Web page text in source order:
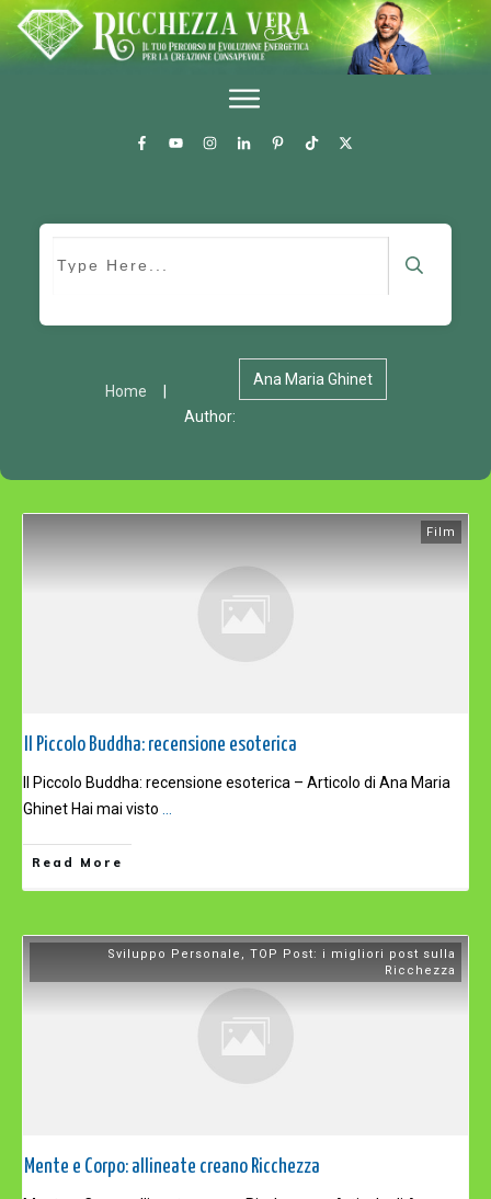
Home
Author:
Ana Maria Ghinet
Film
Il Piccolo Buddha: recensione esoterica
Il Piccolo Buddha: recensione esoterica – Articolo di Ana Maria
Ghinet Hai mai visto
Read More
Sviluppo Personale , TOP Post: i migliori post sulla
Ricchezza
Mente e Corpo: allineate creano Ricchezza